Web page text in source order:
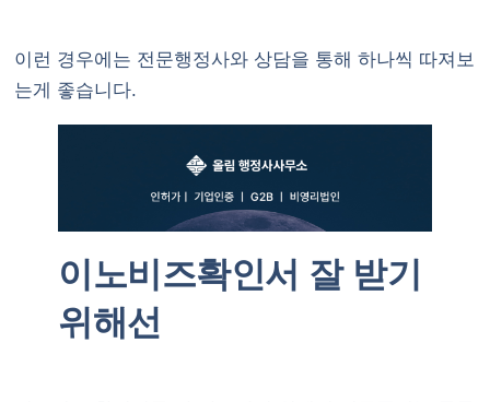
이런 경우에는 전문행정사와 상담을 통해 하나씩 따져보
는게 좋습니다.
이노비즈확인서 잘 받기
위해선